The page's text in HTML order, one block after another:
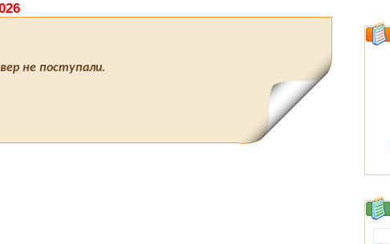
не поступали.